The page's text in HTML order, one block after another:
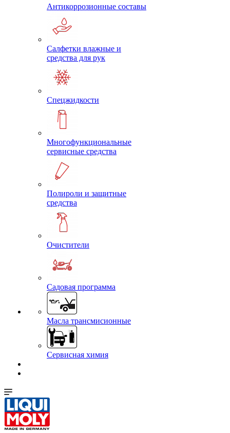
Антикоррозионные составы
Салфетки влажные и
средства для рук
Спецжидкости
Многофункциональные
сервисные средства
Полироли и защитные
средства
Очистители
Садовая программа
Масла трансмисионные
Сервисная химия